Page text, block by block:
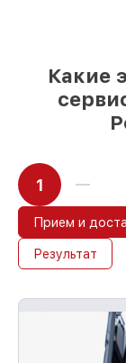
Какие
1
Прием и
Результат